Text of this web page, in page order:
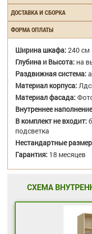
ДОСТАВКА И СБОРКА
ФОРМА ОПЛАТЫ
Ширина шкафа: 240 см
Глубина и Высота: на
Раздвижная система:
Материал корпуса:
Материал фасада:
Внутреннее
В комплект не входит:
подсветка
Нестандартные
Гарантия: 18 месяцев
СХЕМА